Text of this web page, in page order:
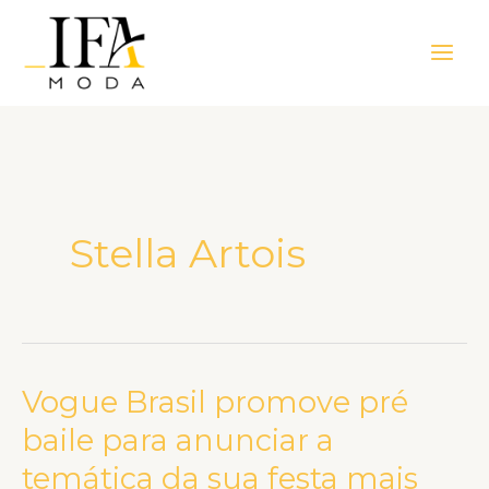
Menu
Stella Artois
Vogue Brasil promove pré
baile para anunciar a
temática da sua festa mais
Vogue
Brasil
promove
pré